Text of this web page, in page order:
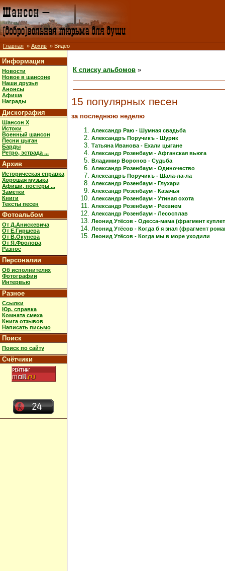
Главная » Архив » Видео
Информация
Новости
Новое в шансоне
Наши друзья
Анонсы
Афиша
Награды
Дискография
Шансон X
Истоки
Военный шансон
Песни цыган
Барды
Ретро, эстрада ...
Архив
Историческая справка
Хорошая музыка
Афиши, постеры ...
Заметки
Книги
Тексты песен
Фотоальбом
От Д.Анискевича
От Е.Гиршева
От В.Окунева
От Я.Фролова
Разное
Персоналии
Об исполнителях
Фотографии
Интервью
Разное
Ссылки
Юр. справка
Комната смеха
Книга отзывов
Написать письмо
Поиск
Поиск по сайту
Счётчики
К списку альбомов »
15 популярных песен
за последнюю неделю
Александр Раю - Шумная свадьба
Александръ Поручикъ - Шурик
Татьяна Иванова - Ехали цыгане
Александр Розенбаум - Афганская вьюга
Владимир Воронов - Судьба
Александр Розенбаум - Одиночество
Александръ Поручикъ - Шала-ла-ла
Александр Розенбаум - Глухари
Александр Розенбаум - Казачья
Александр Розенбаум - Утиная охота
Александр Розенбаум - Реквием
Александр Розенбаум - Лесосплав
Леонид Утёсов - Одесса-мама (фрагмент
Леонид Утёсов - Когда б я знал (фрагмент
Леонид Утёсов - Когда мы в море уходили